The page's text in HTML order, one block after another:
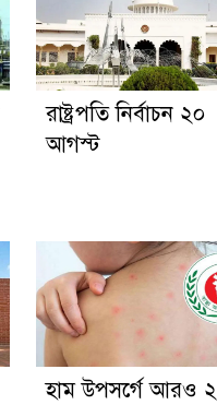
রাষ্ট্রপতি নির্বাচন ২০
আগস্ট
হাম উপসর্গে আরও ২